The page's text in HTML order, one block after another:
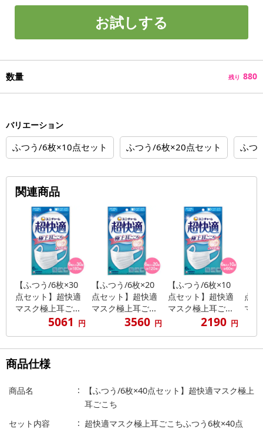
お試しする
数量 残り 880
バリエーション
ふつう/6枚×10点セット ふつう/6枚×20点セット ふつ
関連商品
【ふつう/6枚×30
点セット】超快適
マスク極上耳ご...
5061 円
【ふつう/6枚×20
点セット】超快適
マスク極上耳ご...
3560 円
【ふつう/6枚×10
点セット】超快適
マスク極上耳ご...
2190 円
点
マ
商品仕様
商品名
【ふつう/6枚×40点セット】超快適マスク極上
耳ごこち
セット内容
超快適マスク極上耳ごこちふつう6枚×40点